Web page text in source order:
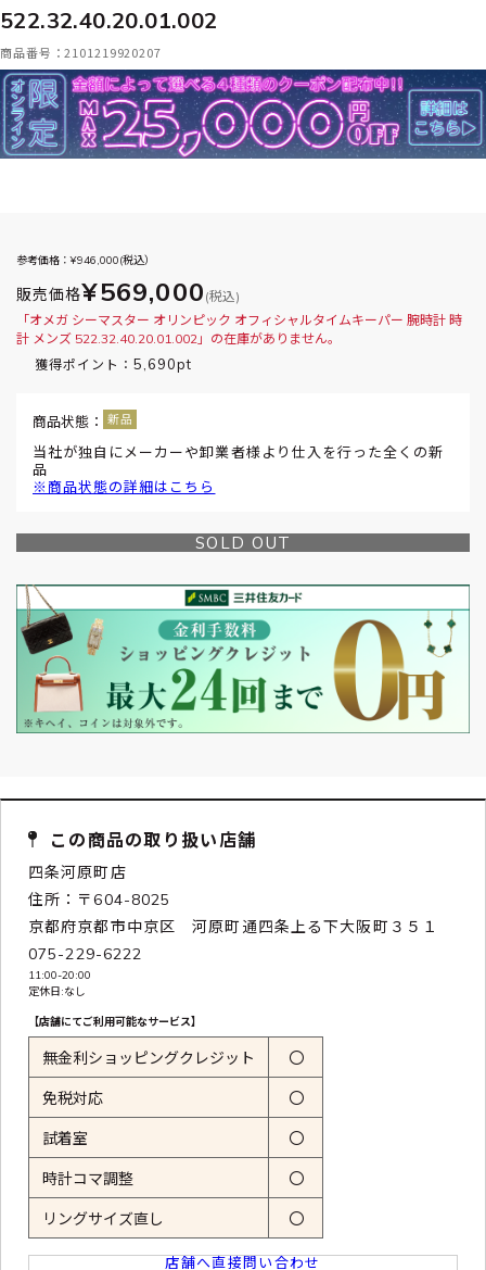
522.32.40.20.01.002
商品番号：2101219920207
参考価格：¥946,000(税込）
販売価格¥569,000 (税込)
「オメガ シーマスター オリンピック オフィシャルタイムキーパー 腕時計 時
計 メンズ 522.32.40.20.01.002」の在庫がありません。
獲得ポイント： 5,690pt
商品状態：
当社が独自にメーカーや卸業者様より仕入を行った全くの新
品
※商品状態の詳細はこちら
SOLD OUT
この商品の取り扱い店舗
四条河原町店
住所：〒604-8025
京都府京都市中京区 河原町通四条上る下大阪町３５１
075-229-6222
11:00-20:00
定休日:なし
【店舗にてご利用可能なサービス】
無金利ショッピングクレジット 〇
免税対応 〇
試着室 〇
時計コマ調整 〇
リングサイズ直し 〇
店舗へ直接問い合わせ